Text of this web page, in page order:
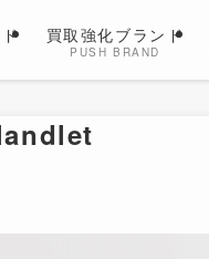
買取強化ブランド
PUSH BRAND